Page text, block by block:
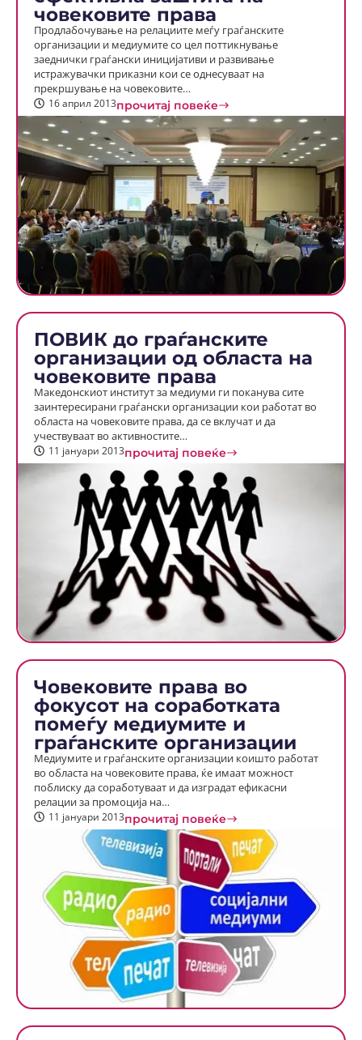
човековите права
Продлабочување на релациите меѓу граѓанските
организации и медиумите со цел поттикнување
заеднички граѓански иницијативи и развивање
истражувачки приказни кои се однесуваат на
прекршување на човековите…
16 април 2013прочитај повеќе
ПОВИК до граѓанските
организации од областа на
човековите права
Македонскиот институт за медиуми ги поканува сите
заинтересирани граѓански организации кои работат во
областа на човековите права, да се вклучат и да
учествуваат во активностите…
11 јануари 2013прочитај повеќе
Човековите права во
фокусот на соработката
помеѓу медиумите и
граѓанските организации
Медиумите и граѓанските организации коишто работат
во областа на човековите права, ќе имаат можност
поблиску да соработуваат и да изградат ефикасни
релации за промоција на…
11 јануари 2013прочитај повеќе